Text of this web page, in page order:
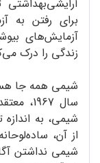
برای رفتن به
آزمایش‌های
زندگی را درک
شیمی همه جا
سال
شیمی، به
از آن،
شیمی نداشتن